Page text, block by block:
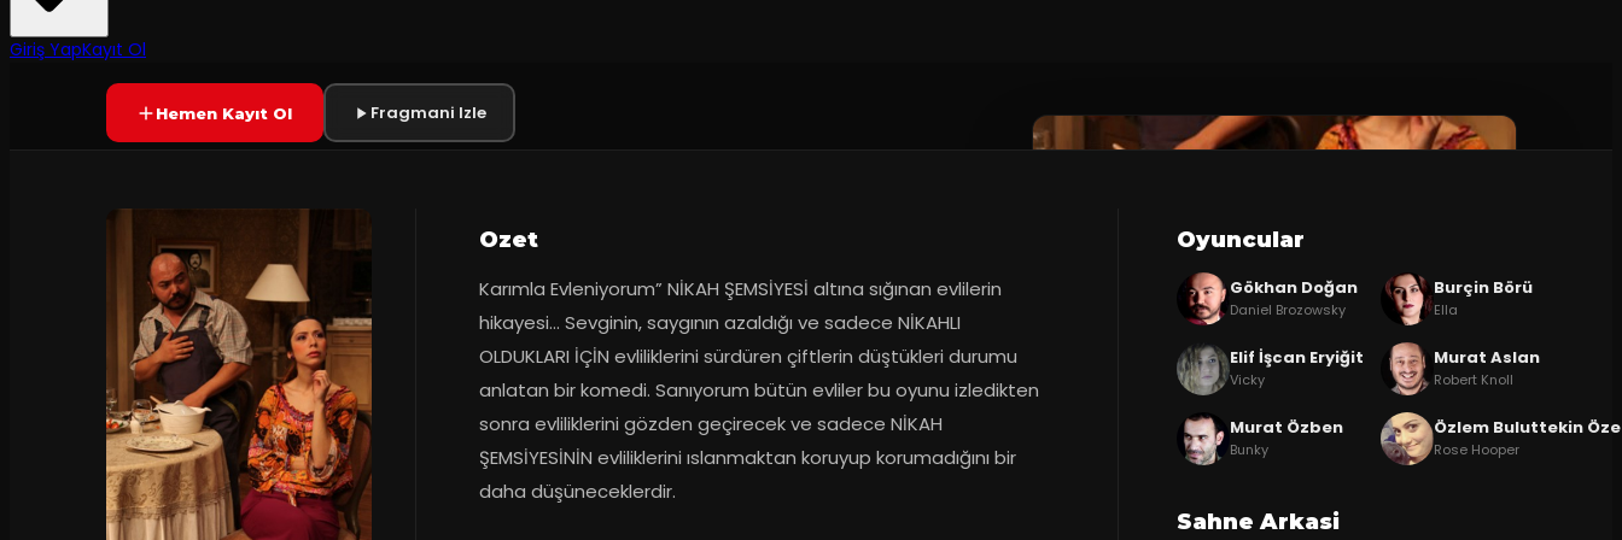
Giriş YapKayıt OlYAKINDA
Hemen Kayıt Ol Fragmani Izle
Ozet
Karımla Evleniyorum” NİKAH ŞEMSİYESİ altına sığınan evlilerin
hikayesi... Sevginin, saygının azaldığı ve sadece NİKAHLI
OLDUKLARI İÇİN evliliklerini sürdüren çiftlerin düştükleri durumu
anlatan bir komedi. Sanıyorum bütün evliler bu oyunu izledikten
sonra evliliklerini gözden geçirecek ve sadece NİKAH
ŞEMSİYESİNİN evliliklerini ıslanmaktan koruyup korumadığını bir
daha düşüneceklerdir.
Oyuncular
Gökhan Doğan
Daniel Brozowsky
Burçin Börü
Ella
Elif İşcan Eryiğit
Vicky
Murat Aslan
Robert Knoll
Murat Özben
Bunky
Özlem Buluttekin
Rose Hooper
Sahne Arkasi